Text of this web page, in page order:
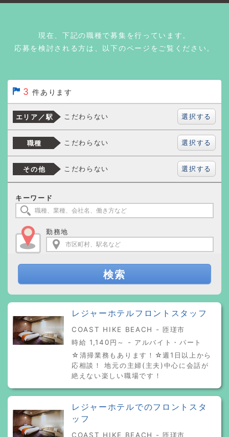
現在、下記の職種で募集を行っています。
応募を検討される方は、以下のページをご覧ください。
3 件あります
エリア／駅 こだわらない 選択する
職種 こだわらない 選択する
その他 こだわらない 選択する
キーワード
勤務地
検索
レジャーホテルフロントスタッフ
COAST HIKE BEACH - 匝瑳市
時給 1,140円～ - アルバイト・パート
☆清掃業務もあります！☆週1日以上から
応相談！ 地元の主婦(主夫)中心に会話が
絶えない楽しい職場です！
レジャーホテルでのフロントスタ
ッフ
COAST HIKE BEACH - 匝瑳市